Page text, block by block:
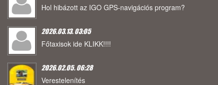
Hol hibázott az IGO GPS-navigációs program?
2026.03.13. 03:05
Főtaxisok ide KLIKK!!!!
2026.02.05. 06:28
Verestelenítés